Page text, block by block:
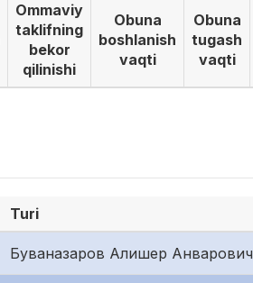
Ommaviy
taklifning
bekor
qilinishi
Obuna
boshlanish
vaqti
Obuna
tugash
vaqti
Turi
Буваназаров Алишер Анварович